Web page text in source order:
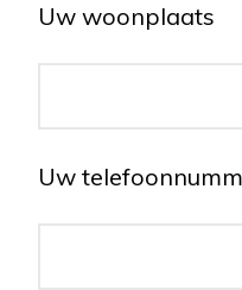
Uw woonplaats
Uw